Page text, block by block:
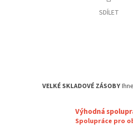
SDÍLET
VELKÉ SKLADOVÉ ZÁSOBY
Výhodná
Spolupráce pro